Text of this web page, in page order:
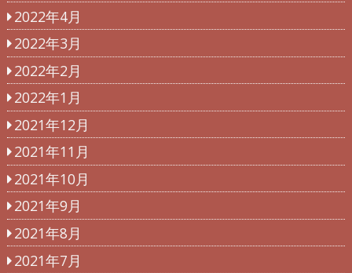
2022年4月
2022年3月
2022年2月
2022年1月
2021年12月
2021年11月
2021年10月
2021年9月
2021年8月
2021年7月